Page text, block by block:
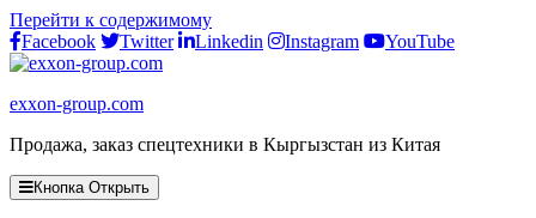
Перейти к содержимому
Facebook
Twitter Linkedin Instagram YouTube
exxon-group.com
Продажа, заказ спецтехники в Кыргызстан из Китая
Кнопка Открыть